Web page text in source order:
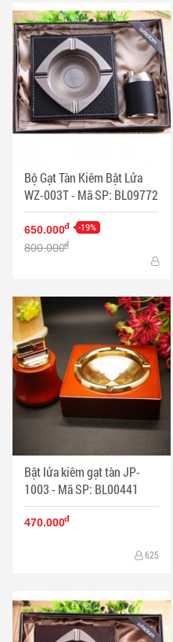
Bộ Gạt Tàn Kiêm Bật Lửa
WZ-003T - Mã SP: BL09772
650.000đ -19%
800.000đ
Bật lửa kiêm gạt tàn JP-
1003 - Mã SP: BL00441
470.000đ
625